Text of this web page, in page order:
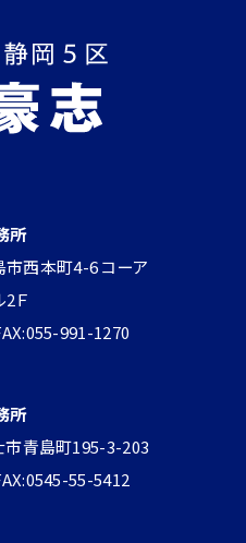
所
西本町4-6 コーア
Ｆ
991-1270
所
青島町195-3-203
55-5412